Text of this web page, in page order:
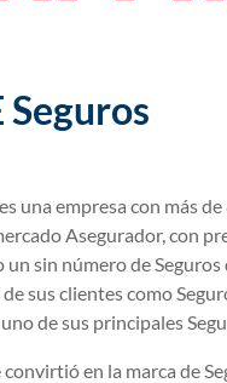
Seguros
una empresa con más
Asegurador, con
un sin número de
sus clientes como
de sus principales
en la marca de